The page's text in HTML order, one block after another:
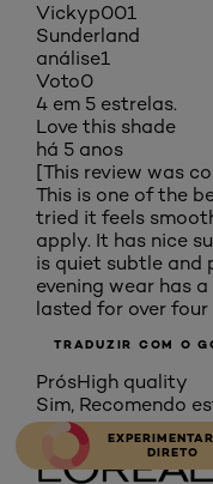
Vickyp001
Sunderland
análise1
Voto0
4 em 5 estrelas.
Love this shade
há 5 anos
[This review was
This is one of the
tried it feels
apply. It has nice
is quiet subtle and
evening wear has
lasted for over four
TRADUZIR COM O
PrósHigh quality
Sim, Recomendo
DIRETO